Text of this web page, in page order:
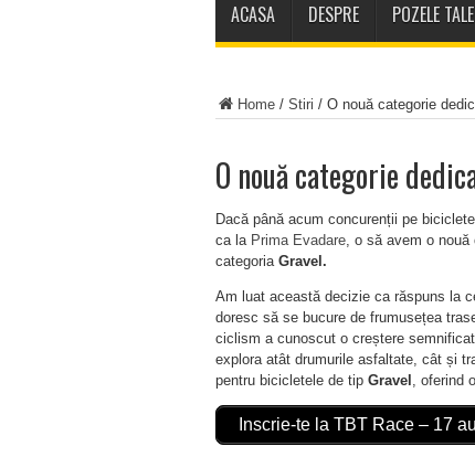
ACASA DESPRE POZELE TALE
Home/ Stiri / O nouă categorie
O nouă categorie
Dacă până acum concurenții pe
ca la Prima Evadare, o să avem o nouă
categoria Gravel.
Am luat această decizie ca răspuns la
doresc să se bucure de frumusețea
ciclism a cunoscut o creștere
explora atât drumurile asfaltate, cât și
pentru bicicletele de tip Gravel , oferind
Inscrie-te la TBT Race – 17